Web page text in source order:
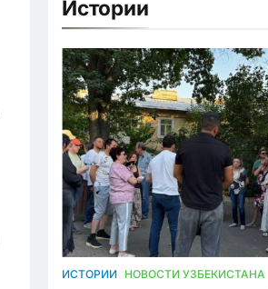
Истории
ИСТОРИИ НОВОСТИ УЗБЕКИСТАНА